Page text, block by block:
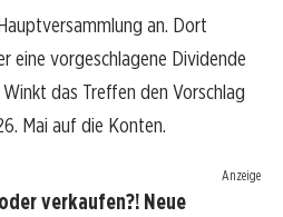
an. Dort
eine vorgeschlagene Dividende
das Treffen den Vorschlag
Mai auf die Konten.
Anzeige
verkaufen?! Neue